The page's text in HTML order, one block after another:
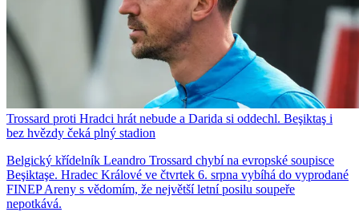
Trossard proti Hradci hrát nebude a Darida si oddechl. Beşiktaş i
bez hvězdy čeká plný stadion
Belgický křídelník Leandro Trossard chybí na evropské soupisce
Beşiktaşe. Hradec Králové ve čtvrtek 6. srpna vybíhá do vyprodané
FINEP Areny s vědomím, že největší letní posilu soupeře
nepotkává.